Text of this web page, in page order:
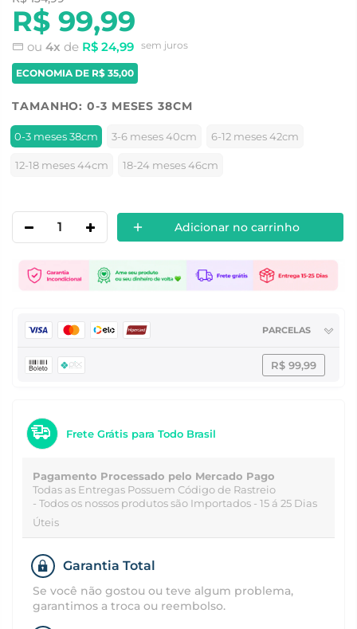
R$ 99,99
ou 4x de R$ 24,99 sem juros
ECONOMIA DE R$ 35,00
TAMANHO:0-3 MESES 38CM
0-3 meses 38cm 3-6 meses 40cm 6-12 meses 42cm
12-18 meses 44cm 18-24 meses 46cm
Adicionar no carrinho
PARCELAS
R$ 99,99
Frete Grátis para Todo Brasil
Pagamento Processado pelo Mercado Pago
Todas as Entregas Possuem Código de Rastreio
- Todos os nossos produtos são Importados - 15 á 25 Dias
Úteis
Garantia Total
Se você não gostou ou teve algum problema,
garantimos a troca ou reembolso.